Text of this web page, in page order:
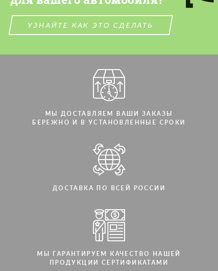
УЗНАЙТЕ КАК ЭТО СДЕЛАТЬ
МЫ ДОСТАВЛЯЕМ ВАШИ ЗАКАЗЫ
БЕРЕЖНО И В УСТАНОВЛЕННЫЕ СРОКИ
ДОСТАВКА ПО ВСЕЙ РОССИИ
МЫ ГАРАНТИРУЕМ КАЧЕСТВО НАШЕЙ
ПРОДУКЦИИ СЕРТИФИКАТАМИ
Мы говорим на вашем языке
СВЯЖИТЕСЬ СО МНОЙ
Мы говорим на вашем языке